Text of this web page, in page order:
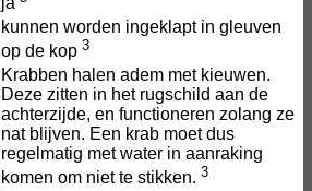
kunnen worden ingeklapt in gleuven
op de kop 3
Krabben halen adem met kieuwen.
Deze zitten in het rugschild aan de
achterzijde, en functioneren zolang ze
nat blijven. Een krab moet dus
regelmatig met water in aanraking
komen om niet te stikken. 3